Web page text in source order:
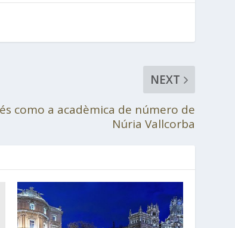
NEXT
como a acadèmica de número de
Núria Vallcorba